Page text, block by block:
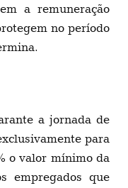
a remuneração
no período
a jornada de
para
o valor mínimo da
empregados que